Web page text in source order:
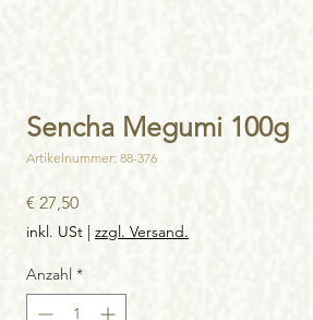
Sencha Megumi 100g
Artikelnummer: 88-376
€ 27,50Preis
inkl. USt zzgl. Versand.
Anzahl *